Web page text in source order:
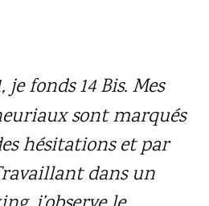
je fonds 14 Bis. Mes
sont marqués
hésitations et par
dans un